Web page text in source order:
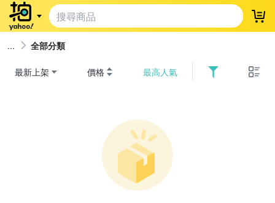
登
全部分類
最新上架 價格 最高人氣